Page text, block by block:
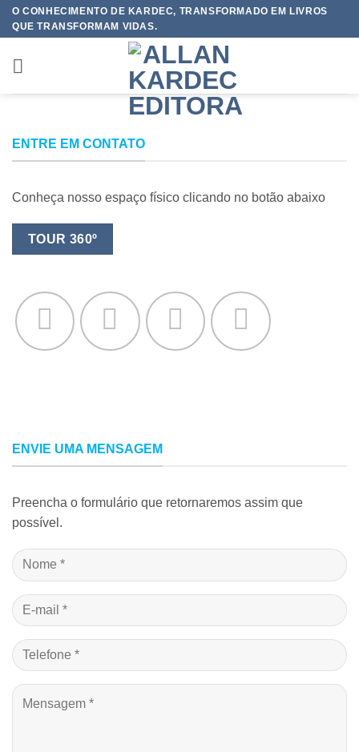
SkipO CONHECIMENTO DE KARDEC, TRANSFORMADO EM LIVROS
QUE TRANSFORMAM VIDAS.
ENTRE EM CONTATO
Conheça nosso espaço físico clicando no botão abaixo
TOUR 360º
ENVIE UMA MENSAGEM
Preencha o formulário que retornaremos assim que
possível.